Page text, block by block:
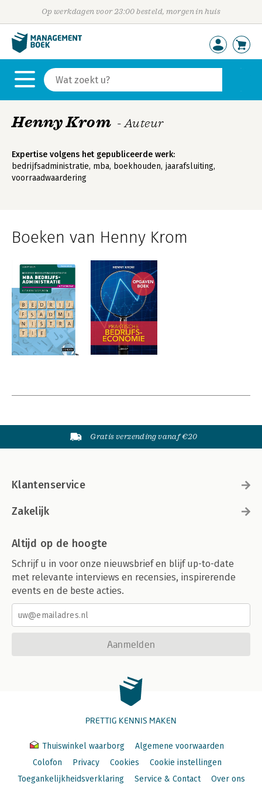
Op werkdagen voor 23:00 besteld, morgen in huis
Henny Krom - Auteur
Expertise volgens het gepubliceerde werk:
bedrijfsadministratie, mba, boekhouden, jaarafsluiting,
voorraadwaardering
Boeken van Henny Krom
Gratis verzending vanaf €20
Klantenservice
Zakelijk
Altijd op de hoogte
Schrijf u in voor onze nieuwsbrief en blijf up-to-date
met relevante interviews en recensies, inspirerende
events en de beste acties.
Aanmelden
PRETTIG KENNIS MAKEN
Thuiswinkel waarborg
Algemene voorwaarden
Colofon
Privacy Cookies
Cookie instellingen
Toegankelijkheidsverklaring
Service & Contact Over ons